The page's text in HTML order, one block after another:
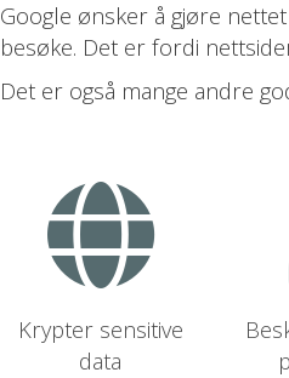
Google ønsker å gjøre
besøke. Det er fordi
Det er også mange andre
Krypter sensitive
data